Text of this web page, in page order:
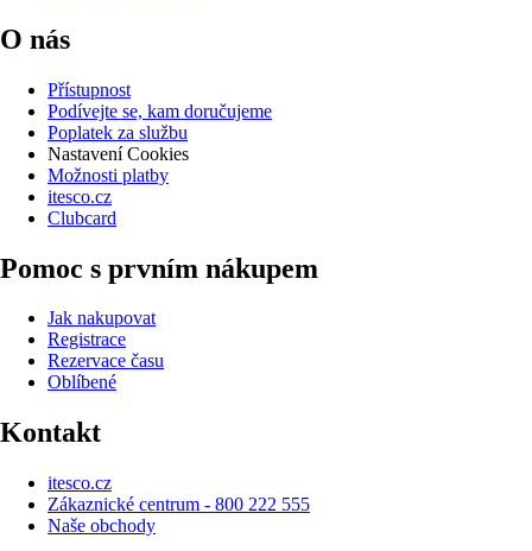
O nás
Přístupnost
Podívejte se, kam doručujeme
Poplatek za službu
Nastavení Cookies
Možnosti platby
itesco.cz
Clubcard
Pomoc s prvním nákupem
Jak nakupovat
Registrace
Rezervace času
Oblíbené
Kontakt
itesco.cz
Zákaznické centrum - 800 222 555
Naše obchody